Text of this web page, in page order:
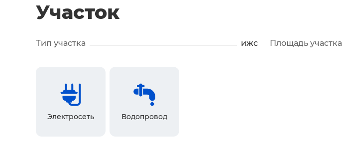
Участок
Тип участка ижс Площадь участка
Электросеть Водопровод